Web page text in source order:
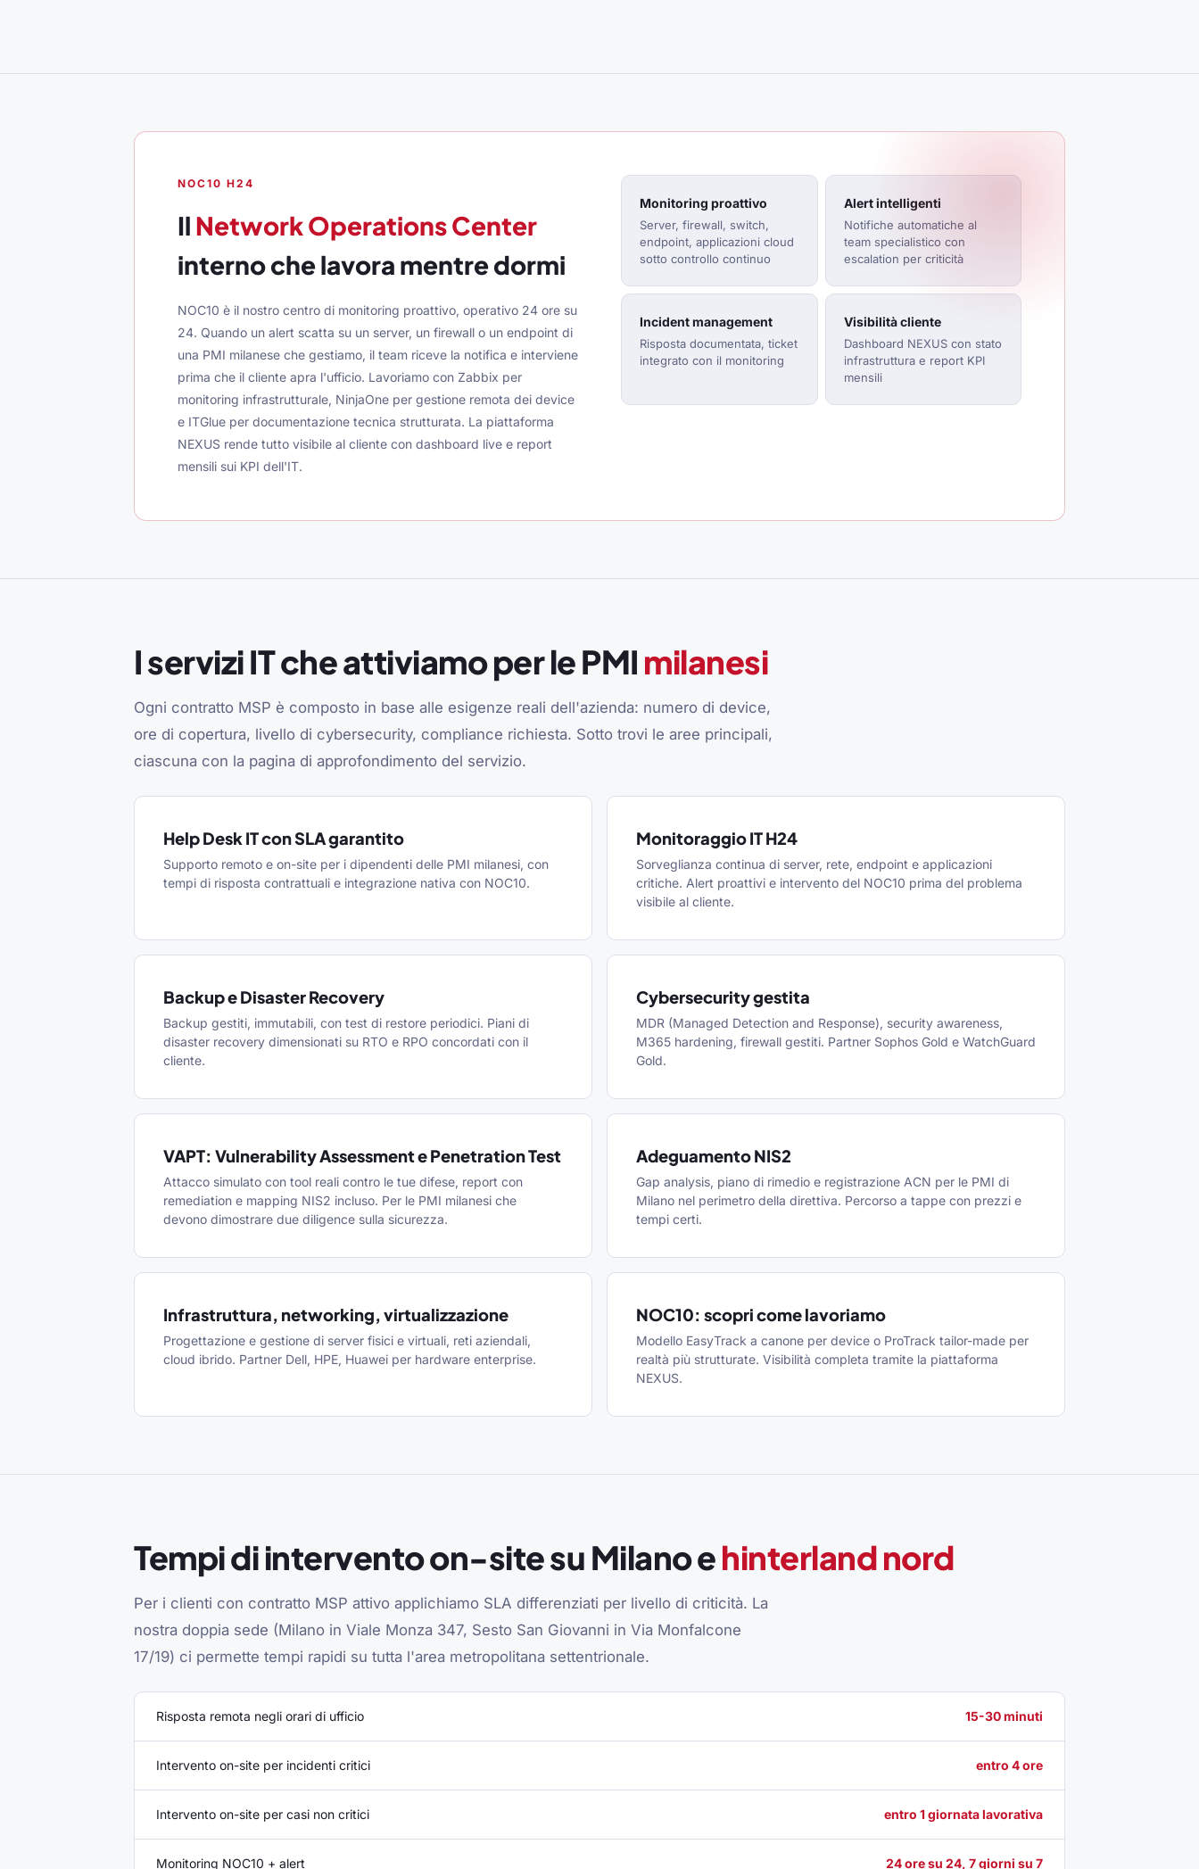
NOC10 H24
Il Network Operations Center
interno che lavora mentre dormi
NOC10 è il nostro centro di monitoring proattivo, operativo 24 ore su
24. Quando un alert scatta su un server, un firewall o un endpoint di
una PMI milanese che gestiamo, il team riceve la notifica e interviene
prima che il cliente apra l'ufficio. Lavoriamo con Zabbix per
monitoring infrastrutturale, NinjaOne per gestione remota dei device
e ITGlue per documentazione tecnica strutturata. La piattaforma
NEXUS rende tutto visibile al cliente con dashboard live e report
mensili sui KPI dell'IT.
Monitoring proattivo
Server, firewall, switch,
endpoint, applicazioni cloud
sotto controllo continuo
Alert intelligenti
Notifiche automatiche al
team specialistico con
escalation per criticità
Incident management
Risposta documentata, ticket
integrato con il monitoring
Visibilità cliente
Dashboard NEXUS con stato
infrastruttura e report KPI
mensili
I servizi IT che attiviamo per le PMI milanesi
Ogni contratto MSP è composto in base alle esigenze reali dell'azienda: numero di device,
ore di copertura, livello di cybersecurity, compliance richiesta. Sotto trovi le aree principali,
ciascuna con la pagina di approfondimento del servizio.
Help Desk IT con SLA garantito
Supporto remoto e on-site per i dipendenti delle PMI milanesi, con
tempi di risposta contrattuali e integrazione nativa con NOC10.
Monitoraggio IT H24
Sorveglianza continua di server, rete, endpoint e applicazioni
critiche. Alert proattivi e intervento del NOC10 prima del problema
visibile al cliente.
Backup e Disaster Recovery
Backup gestiti, immutabili, con test di restore periodici. Piani di
disaster recovery dimensionati su RTO e RPO concordati con il
cliente.
Cybersecurity gestita
MDR (Managed Detection and Response), security awareness,
M365 hardening, firewall gestiti. Partner Sophos Gold e WatchGuard
Gold.
VAPT: Vulnerability Assessment e Penetration Test
Attacco simulato con tool reali contro le tue difese, report con
remediation e mapping NIS2 incluso. Per le PMI milanesi che
devono dimostrare due diligence sulla sicurezza.
Adeguamento NIS2
Gap analysis, piano di rimedio e registrazione ACN per le PMI di
Milano nel perimetro della direttiva. Percorso a tappe con prezzi e
tempi certi.
Infrastruttura, networking, virtualizzazione
Progettazione e gestione di server fisici e virtuali, reti aziendali,
cloud ibrido. Partner Dell, HPE, Huawei per hardware enterprise.
NOC10: scopri come lavoriamo
Modello EasyTrack a canone per device o ProTrack tailor-made per
realtà più strutturate. Visibilità completa tramite la piattaforma
NEXUS.
Tempi di intervento on-site su Milano ehinterland nord
Per i clienti con contratto MSP attivo applichiamo SLA differenziati per livello di criticità. La
nostra doppia sede (Milano in Viale Monza 347, Sesto San Giovanni in Via Monfalcone
17/19) ci permette tempi rapidi su tutta l'area metropolitana settentrionale.
Risposta remota negli orari di ufficio 15-30 minuti
Intervento on-site per incidenti critici entro 4 ore
Intervento on-site per casi non critici entro 1 giornata lavorativa
Monitoring NOC10 + alert 24 ore su 24, 7 giorni su 7